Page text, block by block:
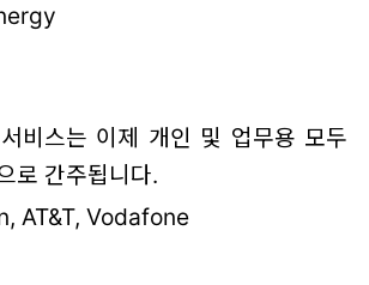
비스는 이제 개인 및 업무용 모두
로 간주됩니다.
AT&T, Vodafone